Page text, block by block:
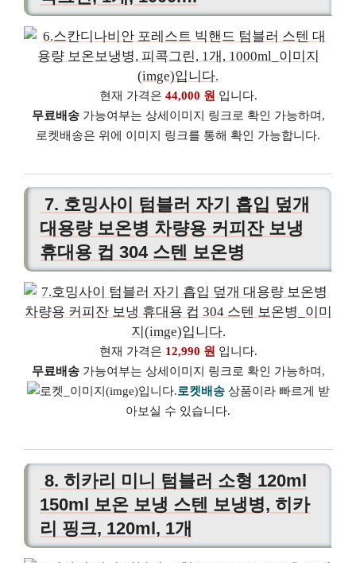
현재 가격은 44,000 원 입니다.
무료배송가능여부는 상세이미지 링크로 확인 가능하며,
로켓배송은 위에 이미지 링크를 통해 확인 가능합니다.
7. 호밍사이 텀블러 자기 흡입 덮개
대용량 보온병 차량용 커피잔 보냉
휴대용 컵 304 스텐 보온병
현재 가격은 12,990 원 입니다.
무료배송가능여부는 상세이미지 링크로 확인 가능하며,
로켓배송상품이라 빠르게 받
아보실 수 있습니다.
8. 히카리 미니 텀블러 소형 120ml
150ml 보온 보냉 스텐 보냉병, 히카
리 핑크, 120ml, 1개